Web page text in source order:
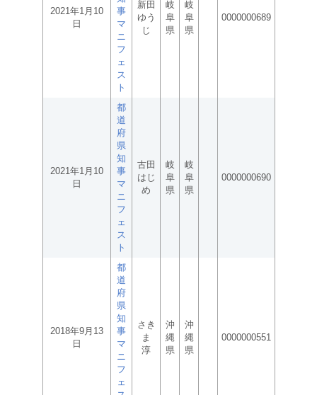
2021年1月10
日
事
マ
ニ
フ
ェ
ス
ト
新田
ゆう
じ
岐
阜
県
岐
阜
県
0000000689
2021年1月10
日
都
道
府
県
知
事
マ
ニ
フ
ェ
ス
ト
古田
はじ
め
岐
阜
県
岐
阜
県
0000000690
2018年9月13
日
都
道
府
県
知
事
マ
ニ
フ
ェ
さき
ま
淳
沖
縄
県
沖
縄
県
0000000551